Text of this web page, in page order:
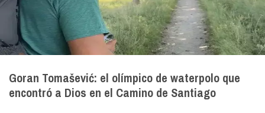
Goran Tomašević: el olímpico de waterpolo que
encontró a Dios en el Camino de Santiago